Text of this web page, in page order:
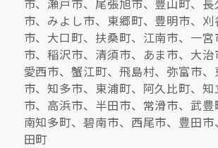
市、みよし市、東郷町、豊明市、刈
市、大口町、扶桑町、江南市、一宮
市、稲沢市、清須市、あま市、大治
愛西市、蟹江町、飛島村、弥富市、
市、知多市、東浦町、阿久比町、
市、高浜市、半田市、常滑市、武豊
南知多町、碧南市、西尾市、豊田
田町